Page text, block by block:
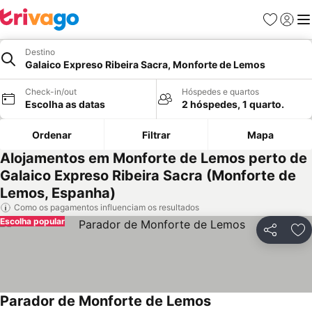
Favoritos
Iniciar
Destino
Galaico Expreso Ribeira Sacra, Monforte de Lemos
Check-in/out
Escolha as datas
Hóspedes e quartos
2 hóspedes, 1 quarto.
Ordenar Filtrar Mapa
Alojamentos em Monforte de Lemos perto de
Galaico Expreso Ribeira Sacra (Monforte de
Lemos, Espanha)
Como os pagamentos influenciam os resultados
Partilhar
Escolha popular
Parador de Monforte de Lemos